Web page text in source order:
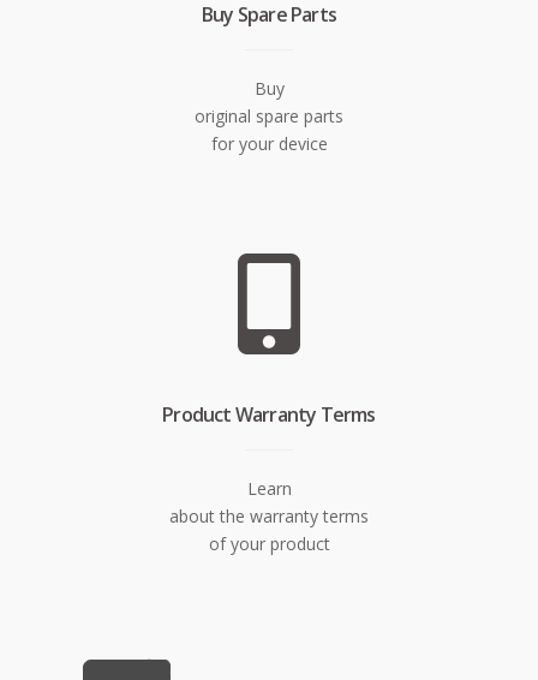
Buy Spare Parts
Buy
original spare parts
for your device
Product Warranty Terms
Learn
about the warranty terms
of your product